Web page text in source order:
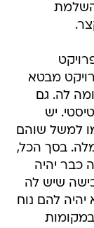
השלמת
מבטא
לה. גם
יש
למשל שוהם
בסך הכל,
כבר יהיה
שיש לה
להם נוח